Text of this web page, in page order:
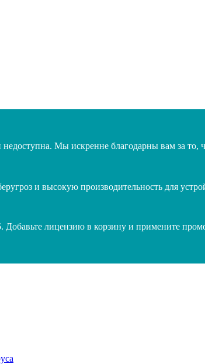
Мы искренне благодарны вам за то,
и высокую производительность для
. Добавьте лицензию в корзину и примените